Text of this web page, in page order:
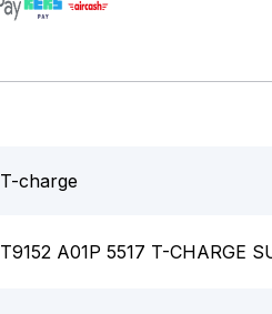
T-charge
T9152 A01P 5517 T-CHARGE